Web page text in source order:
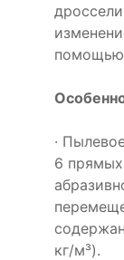
помощью
·
6
кг/м³).